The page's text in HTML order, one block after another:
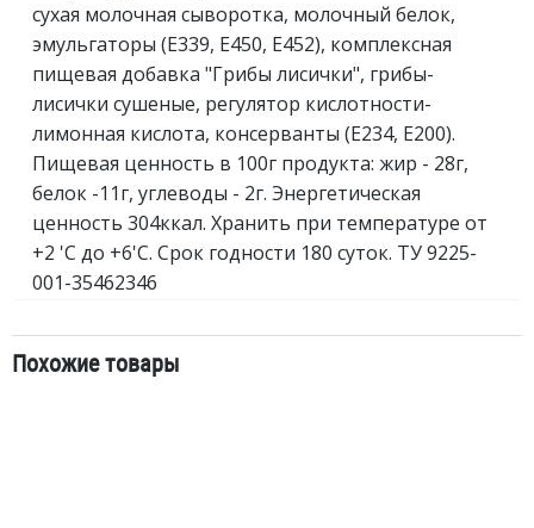
сухая молочная сыворотка, молочный белок,
эмульгаторы (Е339, Е450, E452), комплексная
пищевая добавка "Грибы лисички", грибы-
лисички сушеные, регулятор кислотности-
лимонная кислота, консерванты (Е234, E200).
Пищевая ценность в 100г продукта: жир - 28г,
белок -11г, углеводы - 2г. Энергетическая
ценность 304ккал. Хранить при температуре от
+2 'C до +6'C. Срок годности 180 суток. ТУ 9225-
001-35462346
Похожие товары